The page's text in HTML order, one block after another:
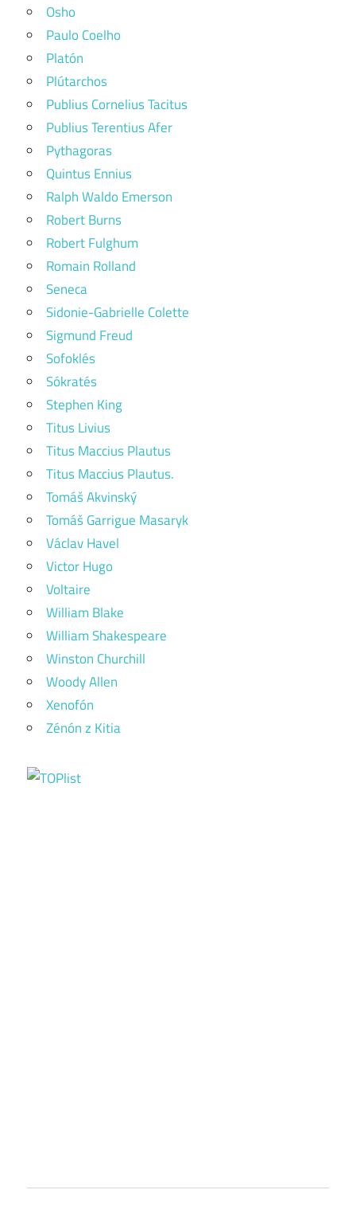
Osho
Paulo Coelho
Platón
Plútarchos
Publius Cornelius Tacitus
Publius Terentius Afer
Pythagoras
Quintus Ennius
Ralph Waldo Emerson
Robert Burns
Robert Fulghum
Romain Rolland
Seneca
Sidonie-Gabrielle Colette
Sigmund Freud
Sofoklés
Sókratés
Stephen King
Titus Livius
Titus Maccius Plautus
Titus Maccius Plautus.
Tomáš Akvinský
Tomáš Garrigue Masaryk
Václav Havel
Victor Hugo
Voltaire
William Blake
William Shakespeare
Winston Churchill
Woody Allen
Xenofón
Zénón z Kitia